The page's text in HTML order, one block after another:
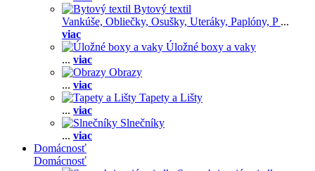
Bytový textil
Vankúše, Obliečky, Osušky, Uteráky, Paplóny, P ...
viac
Úložné boxy a vaky
... viac
Obrazy
... viac
Tapety a Lišty
... viac
Slnečníky
... viac
Domácnosť
Domácnosť